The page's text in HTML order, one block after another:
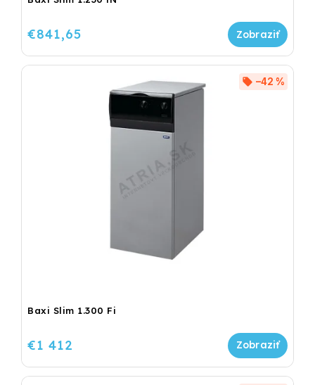
€841,65
Baxi Slim 1.300 Fi
–42 %
€1 412